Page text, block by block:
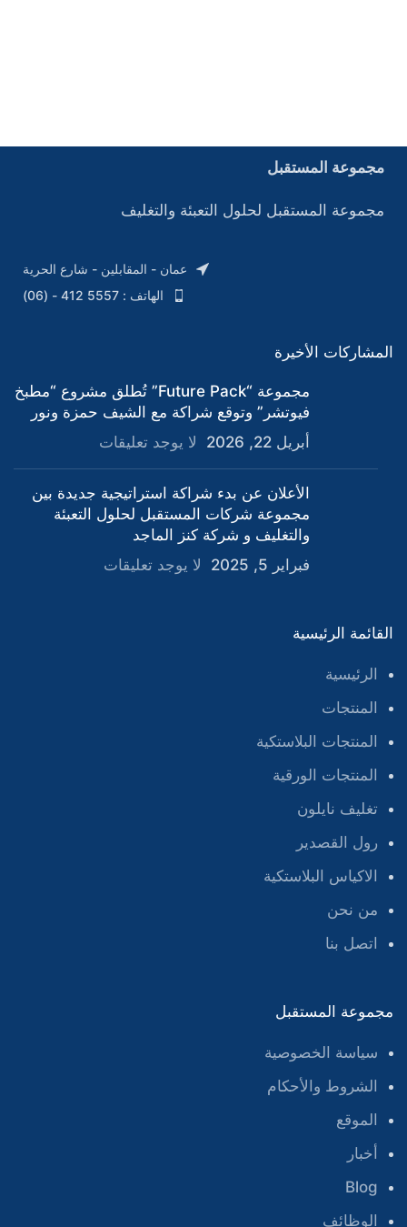
مجموعة المستقبل
مجموعة المستقبل لحلول التعبئة والتغليف
عمان - المقابلين - شارع الحرية
الهاتف : 5557 412 - (06)
المشاركات الأخيرة
مجموعة “Future Pack” تُطلق مشروع “مطبخ
فيوتشر” وتوقع شراكة مع الشيف حمزة ونور
أبريل 22, 2026
لا يوجد تعليقات
الأعلان عن بدء شراكة استراتيجية جديدة بين
مجموعة شركات المستقبل لحلول التعبئة
والتغليف و شركة كنز الماجد
فبراير 5, 2025
لا يوجد تعليقات
القائمة الرئيسية
الرئيسية
المنتجات
المنتجات البلاستكية
المنتجات الورقية
تغليف نايلون
رول القصدير
الاكياس البلاستكية
من نحن
اتصل بنا
مجموعة المستقبل
سياسة الخصوصية
الشروط والأحكام
الموقع
أخبار
Blog
الوظائف